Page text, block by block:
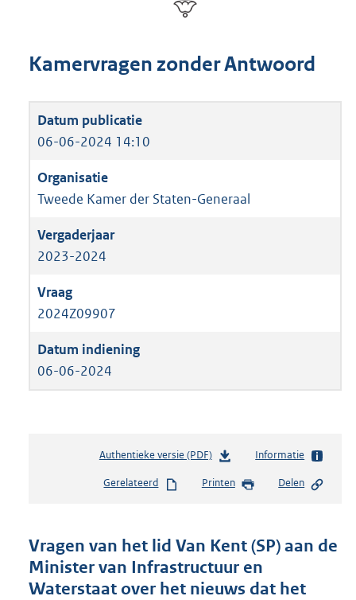
Kamervragen zonder Antwoord
06-06-2024 14:10
Tweede Kamer der Staten-Generaal
2023-2024
2024Z09907
06-06-2024
Authentieke versie (PDF)b
s
n
d
s
g
Informatie
Gerelateerd Printen Delen
Vragen van het lid Van Kent (SP) aan de
Minister van Infrastructuur en
Waterstaat over het nieuws dat het